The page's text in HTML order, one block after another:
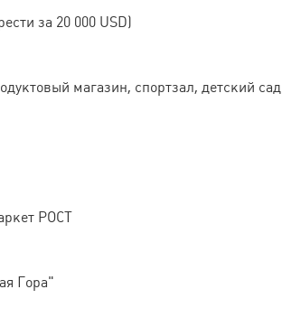
за 20 000 USD)
магазин, спортзал, детский сад
РОСТ
Гора"